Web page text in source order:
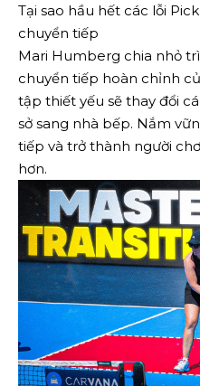
Tại sao hầu hết các lỗi
chuyển tiếp
Mari Humberg chia nhỏ
chuyển tiếp hoàn chỉnh
tập thiết yếu sẽ thay đổi
sở sang nhà bếp. Nắm
tiếp và trở thành người
hơn.